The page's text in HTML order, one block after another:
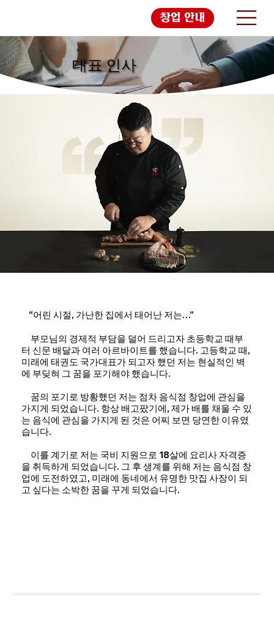
창업 안내
대표 인사
“어린 시절, 가난한 집에서 태어난 저는…”
부모님의 경제적 부담을 덜어 드리고자 초등학교 때부
터 신문 배달과 여러 아르바이트를 했습니다. 고등학교 때,
미래에 태권도 국가대표가 되고자 했던 저는 현실적인 벽
에 부딪혀 그 꿈을 포기해야 했습니다.
꿈의 포기로 방황했던 저는 점차 음식점 창업에 관심을
가지게 되었습니다. 항상 배고팠기에, 제가 배를 채울 수 있
는 음식에 관심을 가지게 된 것은 어찌 보면 당연한 이유였
습니다.
이를 계기로 저는 국비 지원으로 18살에 요리사 자격증
을 취득하게 되었습니다. 그 후 생계를 위해 저는 음식점 창
업에 도전하였고, 미래에 동네에서 유명한 맛집 사장이 되
고 싶다는 소박한 꿈을 꾸게 되었습니다.